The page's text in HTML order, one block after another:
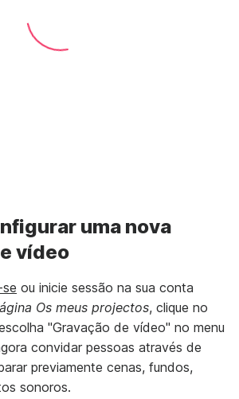
uma nova
vídeo
ou inicie sessão na sua conta
Os meus projectos, clique no
"Gravação de vídeo" no menu
convidar pessoas através de
previamente cenas, fundos,
sonoros.